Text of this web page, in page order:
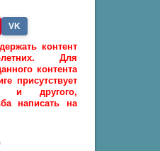
VK
контент
Для
контента
присутствует
и другого,
написать на